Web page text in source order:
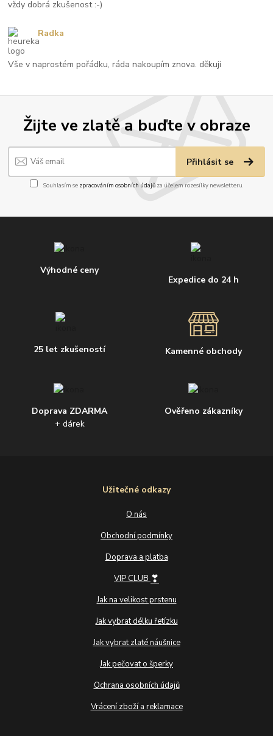
Žijte ve zlatě a buďte v obraze
Přihlásit se
Souhlasím se zpracováním osobních údajůza účelem rozesílky newsletteru.
Výhodné ceny
Expedice do 24 h
25 let zkušeností Kamenné obchody
Doprava ZDARMA
+ dárek
Ověřeno zákazníky
Užitečné odkazy
O nás
Obchodní podmínky
Doprava a platba
VIP CLUB ❣
Jak na velikost prstenu
Jak vybrat délku řetízku
Jak vybrat zlaté náušnice
Jak pečovat o šperky
Ochrana osobních údajů
Vrácení zboží a reklamace
vždy dobrá zkušenost :-)
Vše v naprostém pořádku, ráda nakoupím znova. děkuji
Radka